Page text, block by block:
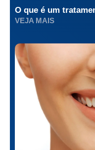
O que é um
VEJA MAIS